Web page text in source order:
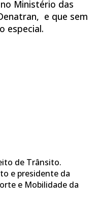
Ministério das
e que sem
especial.
de Trânsito.
e presidente da
e Mobilidade da